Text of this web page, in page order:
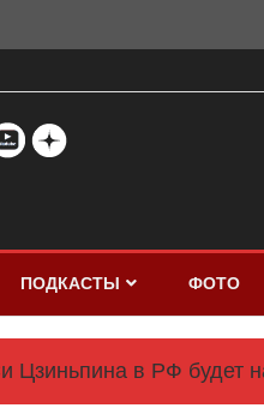
ПОДКАСТЫ ФОТО
Цзиньпина в РФ будет